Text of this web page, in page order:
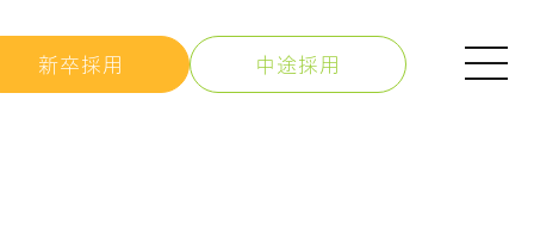
新卒採用 中途採用